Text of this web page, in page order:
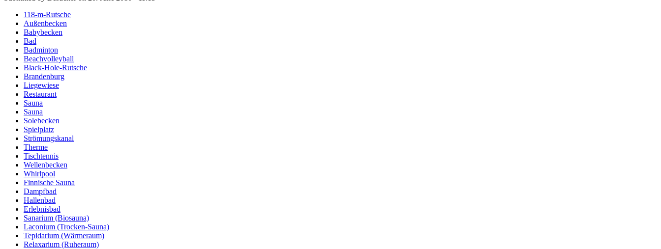
118-m-Rutsche
Außenbecken
Babybecken
Bad
Badminton
Beachvolleyball
Black-Hole-Rutsche
Brandenburg
Liegewiese
Restaurant
Sauna
Sauna
Solebecken
Spielplatz
Strömungskanal
Therme
Tischtennis
Wellenbecken
Whirlpool
Finnische Sauna
Dampfbad
Hallenbad
Erlebnisbad
Sanarium (Biosauna)
Laconium (Trocken-Sauna)
Tepidarium (Wärmeraum)
Relaxarium (Ruheraum)